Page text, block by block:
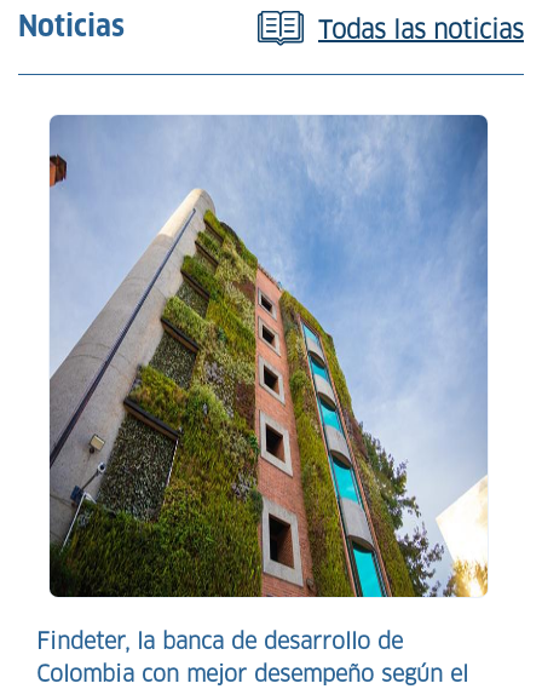
Noticias Todas las noticias
Findeter, la banca de desarrollo de
Colombia con mejor desempeño según el